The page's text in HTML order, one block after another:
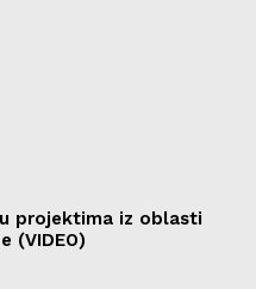
projektima iz oblasti
(VIDEO)